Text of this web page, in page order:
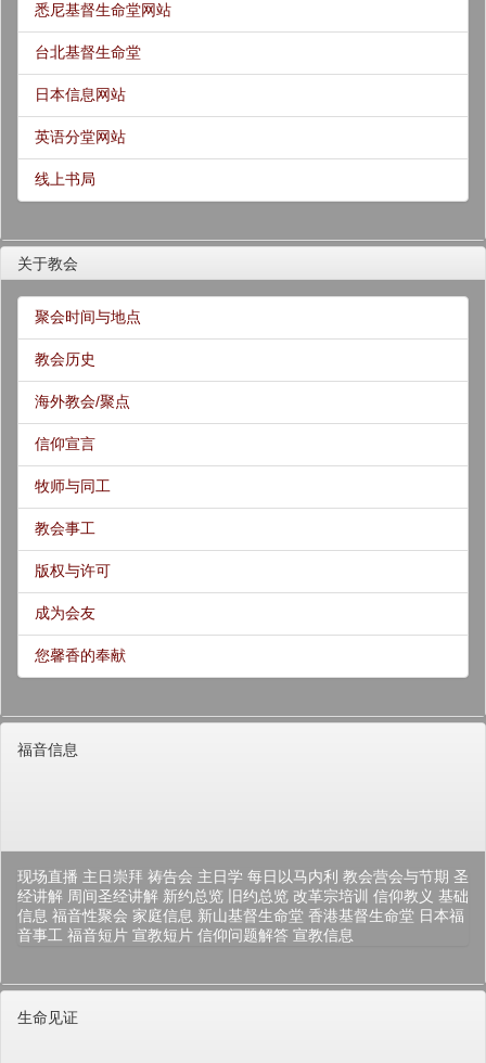
悉尼基督生命堂网站
台北基督生命堂
日本信息网站
英语分堂网站
线上书局
关于教会
聚会时间与地点
教会历史
海外教会/聚点
信仰宣言
牧师与同工
教会事工
版权与许可
成为会友
您馨香的奉献
福音信息
现场直播 主日崇拜 祷告会 主日学 每日以马内利 教会营会与节期 圣
经讲解 周间圣经讲解 新约总览 旧约总览 改革宗培训 信仰教义 基础
信息 福音性聚会 家庭信息 新山基督生命堂 香港基督生命堂 日本福
音事工 福音短片 宣教短片 信仰问题解答 宣教信息
生命见证